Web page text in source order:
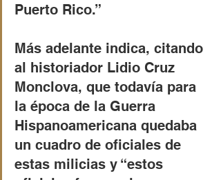
Puerto Rico.”
Más adelante indica, citando
al historiador Lidio Cruz
Monclova, que todavía para
la época de la Guerra
Hispanoamericana quedaba
un cuadro de oficiales de
estas milicias y “estos